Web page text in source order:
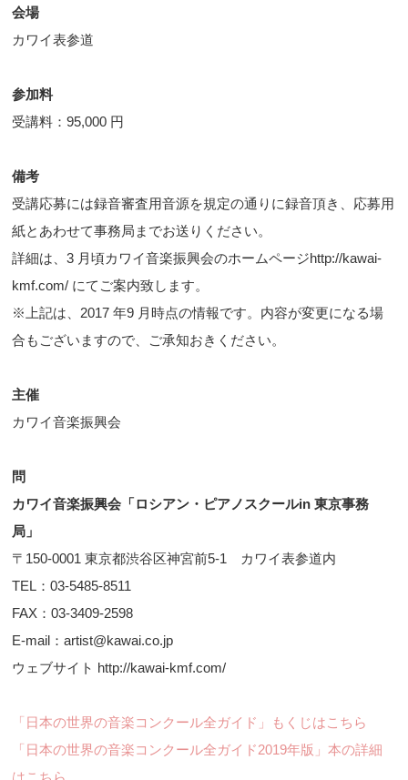
会場
カワイ表参道
参加料
受講料：95,000 円
備考
受講応募には録音審査用音源を規定の通りに録音頂き、応募用
紙とあわせて事務局までお送りください。
詳細は、3 月頃カワイ音楽振興会のホームページhttp://kawai-
kmf.com/ にてご案内致します。
※上記は、2017 年9 月時点の情報です。内容が変更になる場
合もございますので、ご承知おきください。
主催
カワイ音楽振興会
問
カワイ音楽振興会「ロシアン・ピアノスクールin 東京事務
局」
〒150-0001 東京都渋谷区神宮前5-1 カワイ表参道内
TEL：03-5485-8511
FAX：03-3409-2598
E-mail：artist@kawai.co.jp
ウェブサイト http://kawai-kmf.com/
「日本の世界の音楽コンクール全ガイド」もくじはこちら
「日本の世界の音楽コンクール全ガイド2019年版」本の詳細